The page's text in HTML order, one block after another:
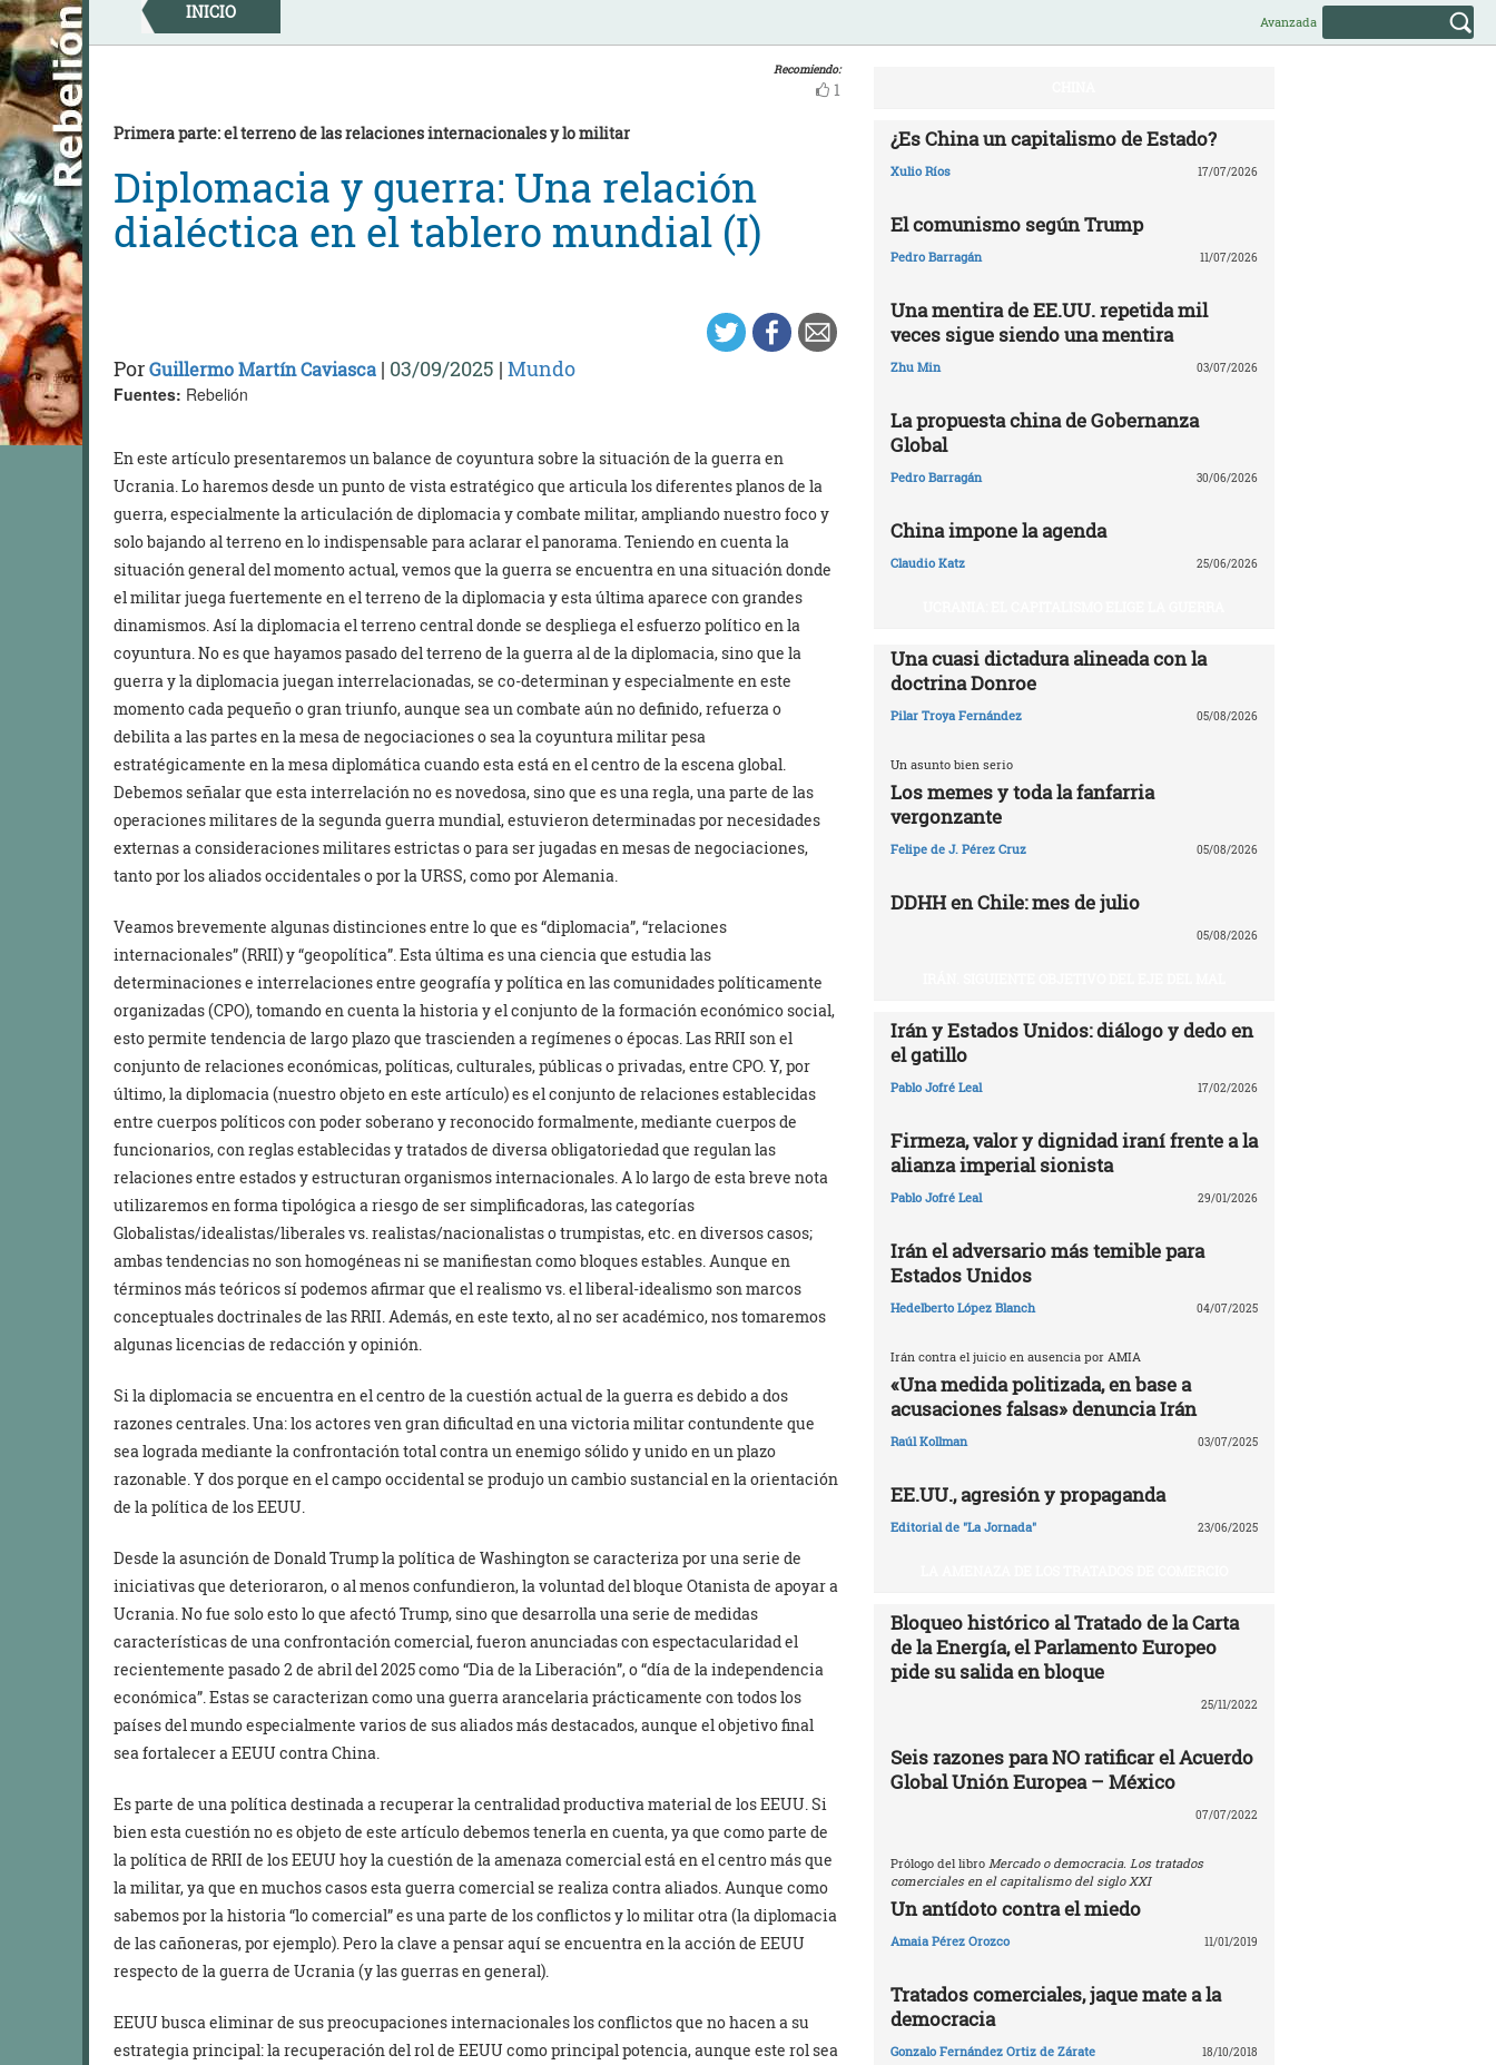
Skip
to
content
INICIO Avanzada
Recomiendo:
1
Primera parte: el terreno de las relaciones internacionales y lo militar
Diplomacia y guerra: Una relación
dialéctica en el tablero mundial (I)
PorGuillermo Martín Caviasca | 03/09/2025 | Mundo
Fuentes: Rebelión
En este artículo presentaremos un balance de coyuntura sobre la situación de la guerra en
Ucrania. Lo haremos desde un punto de vista estratégico que articula los diferentes planos de la
guerra, especialmente la articulación de diplomacia y combate militar, ampliando nuestro foco y
solo bajando al terreno en lo indispensable para aclarar el panorama. Teniendo en cuenta la
situación general del momento actual, vemos que la guerra se encuentra en una situación donde
el militar juega fuertemente en el terreno de la diplomacia y esta última aparece con grandes
dinamismos. Así la diplomacia el terreno central donde se despliega el esfuerzo político en la
coyuntura. No es que hayamos pasado del terreno de la guerra al de la diplomacia, sino que la
guerra y la diplomacia juegan interrelacionadas, se co-determinan y especialmente en este
momento cada pequeño o gran triunfo, aunque sea un combate aún no definido, refuerza o
debilita a las partes en la mesa de negociaciones o sea la coyuntura militar pesa
estratégicamente en la mesa diplomática cuando esta está en el centro de la escena global.
Debemos señalar que esta interrelación no es novedosa, sino que es una regla, una parte de las
operaciones militares de la segunda guerra mundial, estuvieron determinadas por necesidades
externas a consideraciones militares estrictas o para ser jugadas en mesas de negociaciones,
tanto por los aliados occidentales o por la URSS, como por Alemania.
Veamos brevemente algunas distinciones entre lo que es “diplomacia”, “relaciones
internacionales” (RRII) y “geopolítica”. Esta última es una ciencia que estudia las
determinaciones e interrelaciones entre geografía y política en las comunidades políticamente
organizadas (CPO), tomando en cuenta la historia y el conjunto de la formación económico social,
esto permite tendencia de largo plazo que trascienden a regímenes o épocas. Las RRII son el
conjunto de relaciones económicas, políticas, culturales, públicas o privadas, entre CPO. Y, por
último, la diplomacia (nuestro objeto en este artículo) es el conjunto de relaciones establecidas
entre cuerpos políticos con poder soberano y reconocido formalmente, mediante cuerpos de
funcionarios, con reglas establecidas y tratados de diversa obligatoriedad que regulan las
relaciones entre estados y estructuran organismos internacionales. A lo largo de esta breve nota
utilizaremos en forma tipológica a riesgo de ser simplificadoras, las categorías
Globalistas/idealistas/liberales vs. realistas/nacionalistas o trumpistas, etc. en diversos casos;
ambas tendencias no son homogéneas ni se manifiestan como bloques estables. Aunque en
términos más teóricos sí podemos afirmar que el realismo vs. el liberal-idealismo son marcos
conceptuales doctrinales de las RRII. Además, en este texto, al no ser académico, nos tomaremos
algunas licencias de redacción y opinión.
Si la diplomacia se encuentra en el centro de la cuestión actual de la guerra es debido a dos
razones centrales. Una: los actores ven gran dificultad en una victoria militar contundente que
sea lograda mediante la confrontación total contra un enemigo sólido y unido en un plazo
razonable. Y dos porque en el campo occidental se produjo un cambio sustancial en la orientación
de la política de los EEUU.
Desde la asunción de Donald Trump la política de Washington se caracteriza por una serie de
iniciativas que deterioraron, o al menos confundieron, la voluntad del bloque Otanista de apoyar a
Ucrania. No fue solo esto lo que afectó Trump, sino que desarrolla una serie de medidas
características de una confrontación comercial, fueron anunciadas con espectacularidad el
recientemente pasado 2 de abril del 2025 como “Dia de la Liberación”, o “día de la independencia
económica”. Estas se caracterizan como una guerra arancelaria prácticamente con todos los
países del mundo especialmente varios de sus aliados más destacados, aunque el objetivo final
sea fortalecer a EEUU contra China.
Es parte de una política destinada a recuperar la centralidad productiva material de los EEUU. Si
bien esta cuestión no es objeto de este artículo debemos tenerla en cuenta, ya que como parte de
la política de RRII de los EEUU hoy la cuestión de la amenaza comercial está en el centro más que
la militar, ya que en muchos casos esta guerra comercial se realiza contra aliados. Aunque como
sabemos por la historia “lo comercial” es una parte de los conflictos y lo militar otra (la diplomacia
de las cañoneras, por ejemplo). Pero la clave a pensar aquí se encuentra en la acción de EEUU
respecto de la guerra de Ucrania (y las guerras en general).
EEUU busca eliminar de sus preocupaciones internacionales los conflictos que no hacen a su
estrategia principal: la recuperación del rol de EEUU como principal potencia, aunque este rol sea
¿Es China un capitalismo de Estado?
Xulio Ríos 17/07/2026
El comunismo según Trump
Pedro Barragán 11/07/2026
Una mentira de EE.UU. repetida mil
veces sigue siendo una mentira
Zhu Min 03/07/2026
La propuesta china de Gobernanza
Global
Pedro Barragán 30/06/2026
China impone la agenda
Claudio Katz 25/06/2026
Una cuasi dictadura alineada con la
doctrina Donroe
Pilar Troya Fernández 05/08/2026
Un asunto bien serio
Los memes y toda la fanfarria
vergonzante
Felipe de J. Pérez Cruz 05/08/2026
DDHH en Chile: mes de julio
05/08/2026
Irán y Estados Unidos: diálogo y dedo en
el gatillo
Pablo Jofré Leal 17/02/2026
Firmeza, valor y dignidad iraní frente a la
alianza imperial sionista
Pablo Jofré Leal 29/01/2026
Irán el adversario más temible para
Estados Unidos
Hedelberto López Blanch 04/07/2025
Irán contra el juicio en ausencia por AMIA
«Una medida politizada, en base a
acusaciones falsas» denuncia Irán
Raúl Kollman 03/07/2025
EE.UU., agresión y propaganda
Editorial de "La Jornada" 23/06/2025
Bloqueo histórico al Tratado de la Carta
de la Energía, el Parlamento Europeo
pide su salida en bloque
25/11/2022
Seis razones para NO ratificar el Acuerdo
Global Unión Europea – México
07/07/2022
Prólogo del libro Mercado o democracia. Los tratados
comerciales en el capitalismo del siglo XXI
Un antídoto contra el miedo
Amaia Pérez Orozco 11/01/2019
Tratados comerciales, jaque mate a la
democracia
Gonzalo Fernández Ortiz de Zárate 18/10/2018